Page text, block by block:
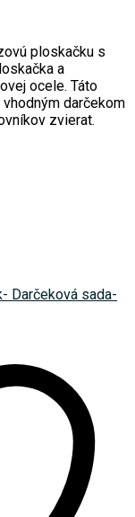
ploskačku s
a
ocele. Táto
darčekom
zvierat.